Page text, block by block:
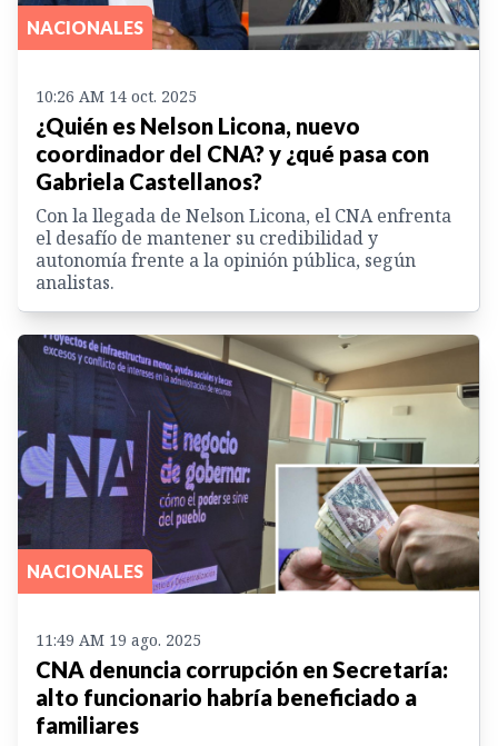
NACIONALES
10:26 AM 14 oct. 2025
¿Quién es Nelson Licona, nuevo
coordinador del CNA? y ¿qué pasa con
Gabriela Castellanos?
Con la llegada de Nelson Licona, el CNA enfrenta
el desafío de mantener su credibilidad y
autonomía frente a la opinión pública, según
analistas.
NACIONALES
11:49 AM 19 ago. 2025
CNA denuncia corrupción en Secretaría:
alto funcionario habría beneficiado a
familiares